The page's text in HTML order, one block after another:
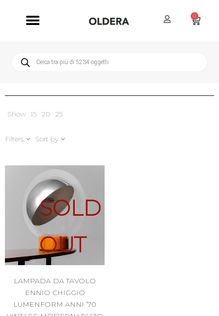
0
Show 15 20 25
Filters Sort by
SOLD
OUT
LAMPADA DA TAVOLO
ENNIO CHIGGIO
LUMENFORM ANNI ’70